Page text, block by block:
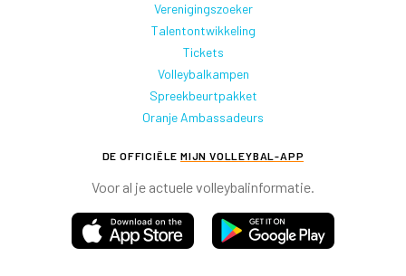
Verenigingszoeker
Talentontwikkeling
Tickets
Volleybalkampen
Spreekbeurtpakket
Oranje Ambassadeurs
DE OFFICIËLE MIJN VOLLEYBAL-APP
Voor al je actuele volleybalinformatie.